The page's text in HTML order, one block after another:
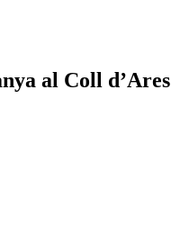
al Coll d’Ares